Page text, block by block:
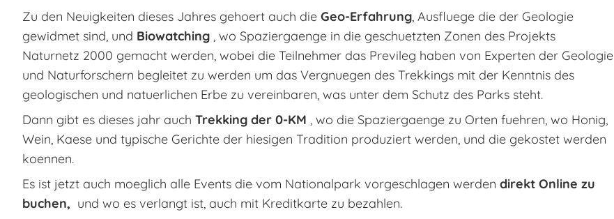
Zu den Neuigkeiten dieses Jahres gehoert auch die Geo-Erfahrung, Ausfluege die der Geologie
gewidmet sind, und Biowatching , wo Spaziergaenge in die geschuetzten Zonen des Projekts
Naturnetz 2000 gemacht werden, wobei die Teilnehmer das Previleg haben von Experten der Geologie
und Naturforschern begleitet zu werden um das Vergnuegen des Trekkings mit der Kenntnis des
geologischen und natuerlichen Erbe zu vereinbaren, was unter dem Schutz des Parks steht.
Dann gibt es dieses jahr auch Trekking der 0-KM , wo die Spaziergaenge zu Orten fuehren, wo Honig,
Wein, Kaese und typische Gerichte der hiesigen Tradition produziert werden, und die gekostet werden
koennen.
Es ist jetzt auch moeglich alle Events die vom Nationalpark vorgeschlagen werden direkt Online zu
buchen, und wo es verlangt ist, auch mit Kreditkarte zu bezahlen.